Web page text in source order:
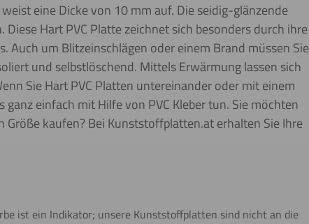
eine Dicke von 10 mm auf. Die seidig-glänzende
Hart PVC Platte zeichnet sich besonders durch ihre
Auch um Blitzeinschlägen oder einem Brand müssen Sie
und selbstlöschend. Mittels Erwärmung lassen sich
Sie Hart PVC Platten untereinander oder mit einem
einfach mit Hilfe von PVC Kleber tun. Sie möchten
kaufen? Bei Kunststoffplatten.at erhalten Sie Ihre
ist ein Indikator; unsere Kunststoffplatten sind nicht an die